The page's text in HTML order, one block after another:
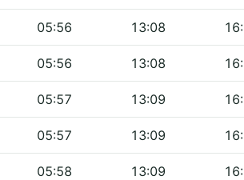
05:56 13:08
05:56 13:08
05:57 13:09
05:57 13:09
05:58 13:09